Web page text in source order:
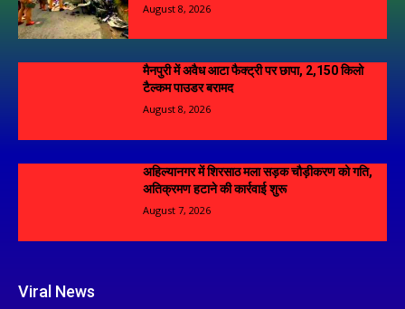
August 8, 2026
मैनपुरी में अवैध आटा फैक्ट्री पर छापा, 2,150 किलो
टैल्कम पाउडर बरामद
August 8, 2026
अहिल्यानगर में शिरसाठ मला सड़क चौड़ीकरण को गति,
अतिक्रमण हटाने की कार्रवाई शुरू
August 7, 2026
Viral News